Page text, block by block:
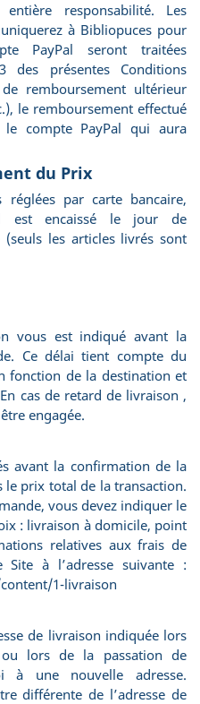
responsabilité. Les
à Bibliopuces pour
PayPal seront traitées
des présentes Conditions
remboursement ultérieur
le remboursement effectué
compte PayPal qui aura
du Prix
réglées par carte bancaire,
est encaissé le jour de
les articles livrés sont
vous est indiqué avant la
Ce délai tient compte du
fonction de la destination et
cas de retard de livraison ,
engagée.
avant la confirmation de la
prix total de la transaction.
vous devez indiquer le
: livraison à domicile, point
relatives aux frais de
à l’adresse suivante :
1-livraison
de livraison indiquée lors
lors de la passation de
à une nouvelle adresse.
différente de l’adresse de